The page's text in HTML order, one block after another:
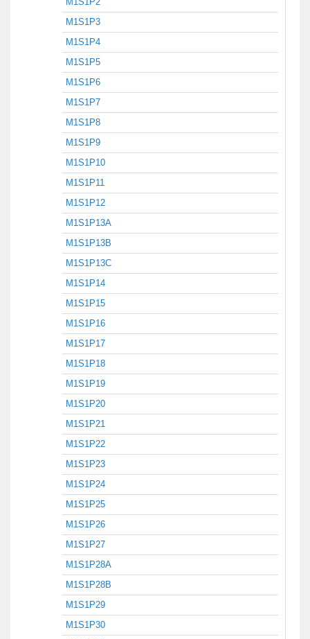
M1S1P3
M1S1P4
M1S1P5
M1S1P6
M1S1P7
M1S1P8
M1S1P9
M1S1P10
M1S1P11
M1S1P12
M1S1P13A
M1S1P13B
M1S1P13C
M1S1P14
M1S1P15
M1S1P16
M1S1P17
M1S1P18
M1S1P19
M1S1P20
M1S1P21
M1S1P22
M1S1P23
M1S1P24
M1S1P25
M1S1P26
M1S1P27
M1S1P28A
M1S1P28B
M1S1P29
M1S1P30